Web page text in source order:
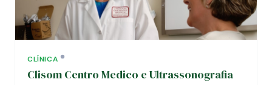
CLÍNICA
Clisom Centro Medico e Ultrassonografia